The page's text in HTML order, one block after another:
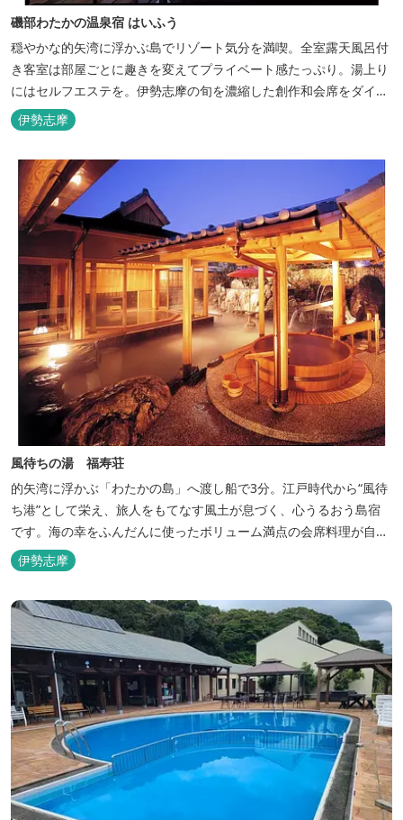
磯部わたかの温泉宿 はいふう
穏やかな的矢湾に浮かぶ島でリゾート気分を満喫。全室露天風呂付
き客室は部屋ごとに趣きを変えてプライベート感たっぷり。湯上り
にはセルフエステを。伊勢志摩の旬を濃縮した創作和会席をダイニ
ングで。
伊勢志摩
風待ちの湯 福寿荘
的矢湾に浮かぶ「わたかの島」へ渡し船で3分。江戸時代から“風待
ち港”として栄え、旅人をもてなす風土が息づく、心うるおう島宿
です。海の幸をふんだんに使ったボリューム満点の会席料理が自
慢。肌にやさしい天然の療養泉が満喫できるお風呂は、伊勢志摩最
大級の庭園露天風呂です。
伊勢志摩